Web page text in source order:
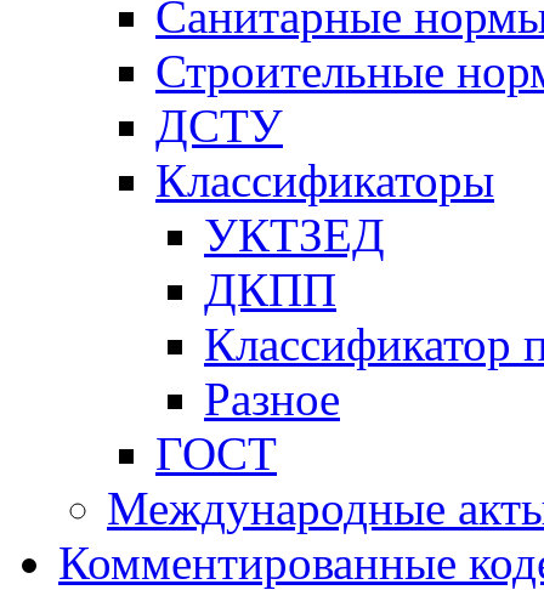
Санитарные
Строительные
ДСТУ
Классификаторы
УКТЗЕД
ДКПП
Классификатор
Разное
ГОСТ
Международные
Комментированные